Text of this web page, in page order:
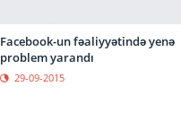
Facebook-un fəaliyyətində yenə
problem yarandı
29-09-2015